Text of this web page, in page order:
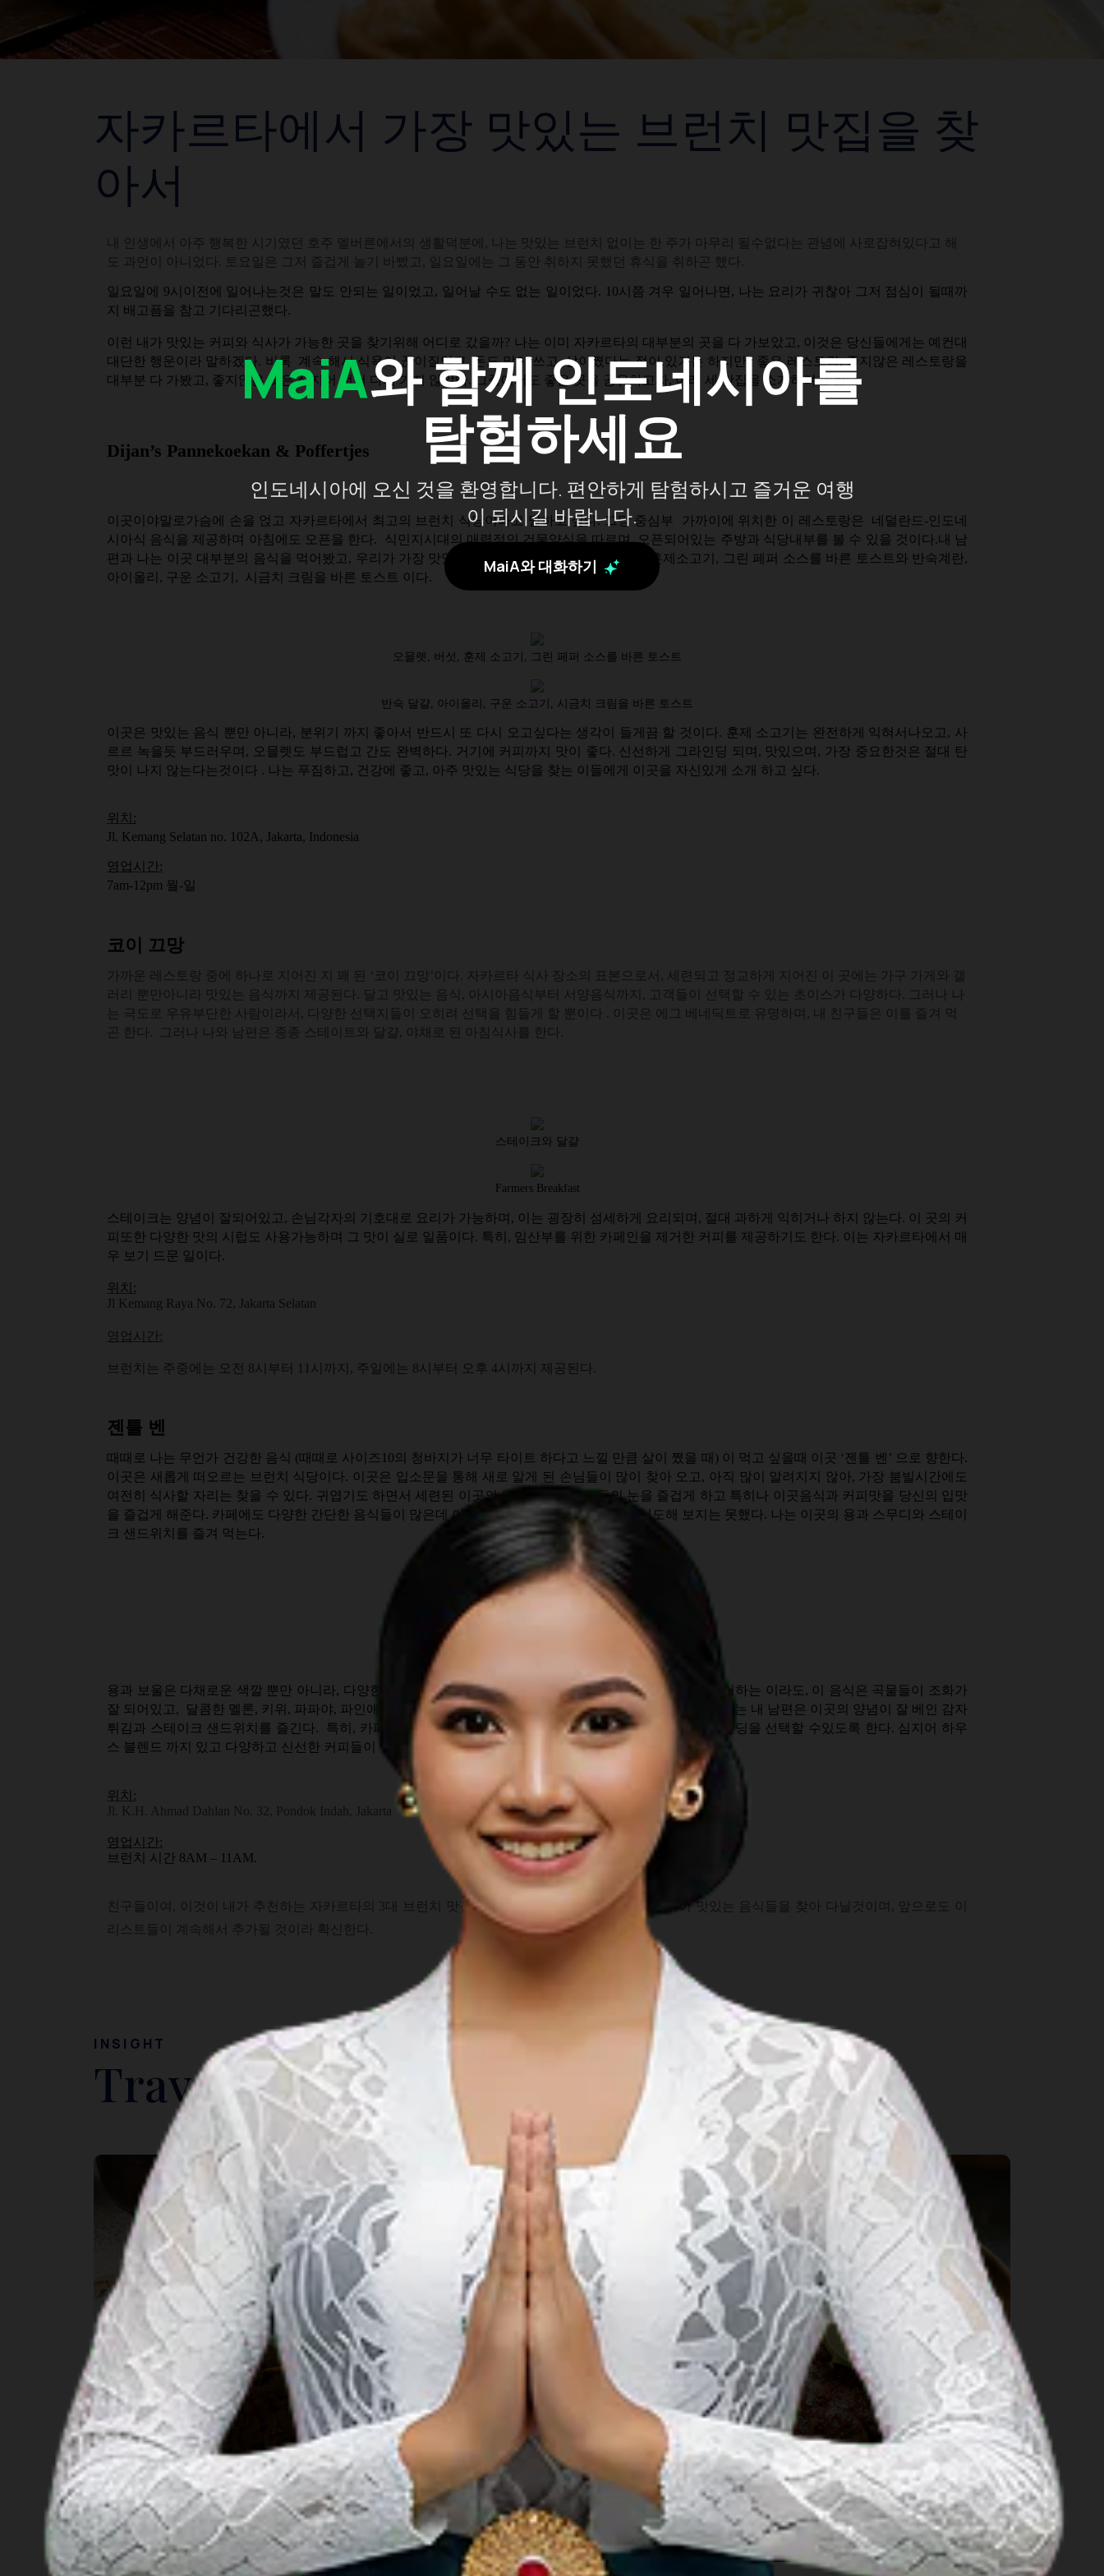
MaiA와 함께 인도네시아를
탐험하세요
인도네시아에 오신 것을 환영합니다. 편안하게 탐험하시고 즐거운 여행
이 되시길 바랍니다.
MaiA와 대화하기
자카르타에서 가장 맛있는 브런치 맛집을 찾
아서
내 인생에서 아주 행복한 시기였던 호주 멜버른에서의 생활덕분에, 나는 맛있는 브런치 없이는 한 주가 마무리 될수없다는 관념에 사로잡혀있다고 해
도 과언이 아니었다. 토요일은 그저 즐겁게 놀기 바빴고, 일요일에는 그 동안 취하지 못했던 휴식을 취하곤 했다.
일요일에 9시이전에 일어나는것은 말도 안되는 일이었고, 일어날 수도 없는 일이었다. 10시쯤 겨우 일어나면, 나는 요리가 귀찮아 그저 점심이 될때까
지 배고픔을 참고 기다리곤했다.
이런 내가 맛있는 커피와 식사가 가능한 곳을 찾기위해 어디로 갔을까? 나는 이미 자카르타의 대부분의 곳을 다 가보았고, 이것은 당신들에게는 예컨대
대단한 행운이라 말하겠다. 비록 계속 해서 식욕이 끊이질않고, 돈도 많이 쓰고, 살이쪘다는 점이 있기는 하지만, 좋은 레스토랑, 좋지않은 레스토랑을
대부분 다 가봤고, 좋지않은 곳은 심지어 전혀 다시 가지 않았다. 그중에서도 좋은 곳을 공유하고자, 아래 세 맛집을 소개하려고 한다.
Dijan’s Pannekoekan & Poffertjes
이곳이야말로가슴에 손을 얹고 자카르타에서 최고의 브런치 식당이라고 말하고 싶다. 끄망 중심부 가까이에 위치한 이 레스토랑은 네덜란드-인도네
시아식 음식을 제공하며 아침에도 오픈을 한다. 식민지시대의 매력적인 건물양식을 따르며, 오픈되어있는 주방과 식당내부를 볼 수 있을 것이다.내 남
편과 나는 이곳 대부분의 음식을 먹어봤고, 우리가 가장 맛있다고 생각한 음식은 오믈렛, 버섯, 훈제소고기, 그린 페퍼 소스를 바른 토스트와 반숙계란,
아이올리, 구운 소고기, 시금치 크림을 바른 토스트 이다.
오믈렛, 버섯, 훈제 소고기, 그린 페퍼 소스를 바른 토스트
반숙 달걀, 아이올리, 구운 소고기, 시금치 크림을 바른 토스트
이곳은 맛있는 음식 뿐만 아니라, 분위기 까지 좋아서 반드시 또 다시 오고싶다는 생각이 들게끔 할 것이다. 훈제 소고기는 완전하게 익혀서나오고, 사
르르 녹을듯 부드러우며, 오믈렛도 부드럽고 간도 완벽하다. 거기에 커피까지 맛이 좋다. 신선하게 그라인딩 되며, 맛있으며, 가장 중요한것은 절대 탄
맛이 나지 않는다는것이다 . 나는 푸짐하고, 건강에 좋고, 아주 맛있는 식당을 찾는 이들에게 이곳을 자신있게 소개 하고 싶다.
위치 :
Jl. Kemang Selatan no. 102A, Jakarta, Indonesia
영업시간:
7am-12pm 월-일
코이 끄망
가까운 레스토랑 중에 하나로 지어진 지 꽤 된 ‘코이 끄망’이다. 자카르타 식사 장소의 표본으로서, 세련되고 정교하게 지어진 이 곳에는 가구 가게와 갤
러리 뿐만아니라 맛있는 음식까지 제공된다. 달고 맛있는 음식, 아시아음식부터 서양음식까지, 고객들이 선택할 수 있는 초이스가 다양하다. 그러나 나
는 극도로 우유부단한 사람이라서, 다양한 선택지들이 오히려 선택을 힘들게 할 뿐이다 . 이곳은 에그 베네딕트로 유명하며, 내 친구들은 이를 즐겨 먹
곤 한다.
그러나 나와 남편은 종종 스테이트와 달걀, 야채로 된 아침식사를 한다.
스테이크와 달걀
Farmers Breakfast
스테이크는 양념이 잘되어있고, 손님각자의 기호대로 요리가 가능하며, 이는 굉장히 섬세하게 요리되며, 절대 과하게 익히거나 하지 않는다. 이 곳의 커
피또한 다양한 맛의 시럽도 사용가능하며 그 맛이 실로 일품이다. 특히, 임산부를 위한 카페인을 제거한 커피를 제공하기도 한다. 이는 자카르타에서 매
우 보기 드문 일이다.
위치:
Jl Kemang Raya No. 72, Jakarta Selatan
영업시간:
브런치는 주중에는 오전 8시부터 11시까지, 주일에는 8시부터 오후 4시까지 제공된다.
젠틀 벤
때때로 나는 무언가 건강한 음식 (때때로 사이즈10의 청바지가 너무 타이트 하다고 느낄 만큼 살이 쪘을 때) 이 먹고 싶을때 이곳 ‘젠틀 벤’ 으로 향한다.
이곳은 새롭게 떠오르는 브런치 식당이다. 이곳은 입소문을 통해 새로 알게 된 손님들이 많이 찾아 오고, 아직 많이 알려지지 않아, 가장 붐빌시간에도
여전히 식사할 자리는 찾을 수 있다. 귀엽기도 하면서 세련된 이곳의 인터레어는 손님들의 눈을 즐겁게 하고 특히나 이곳음식과 커피맛을 당신의 입맛
을 즐겁게 해준다. 카페에도 다양한 간단한 음식들이 많은데 아쉽게도 나는 아직 그것들을 다 시도해 보지는 못했다. 나는 이곳의 용과 스무디와 스테이
크 샌드위치를 즐겨 먹는다.
용과 스무디
용과 보울은 다채로운 색깔 뿐만 아니라, 다양한 영양분과 맛이 담겨있다. 만약 건강한 음식을 먹는것을 싫어하는 이라도, 이 음식은 곡물들이 조화가
잘 되어있고, 달콤한 멜론, 키위, 파파야, 파인애플들이 섞여있어 비교적 맛있다고 생각할 것이다. 육식을 즐기는 내 남편은 이곳의 양념이 잘 베인 감자
튀김과 스테이크 샌드위치를 즐긴다. 특히, 카페에는 숙련된 바리스타 팀이 있고, 고객들이 최선의 커피 블렌딩을 선택할 수있도록 한다. 심지어 하우
스 블렌드 까지 있고 다양하고 신선한 커피들이 있다.
위치:
Jl. K.H. Ahmad Dahlan No. 32, Pondok Indah, Jakarta
영업시간:
브런치 시간 8AM – 11AM.
친구들이여, 이것이 내가 추천하는 자카르타의 3대 브런치 맛집이다. 이 바쁜 도시에서 나는 끊임없이 맛있는 음식들을 찾아 다닐것이며, 앞으로도 이
리스트들이 계속해서 추가될 것이라 확신한다.
INSIGHT
Travel Ideas
메단의 맛있는 10대 할랄음식 메단의 맛있는 10대 할랄음식
아얌 탈리왕(Ayam
Taliwang): 군침이 도는 사삭
의 요리 유산